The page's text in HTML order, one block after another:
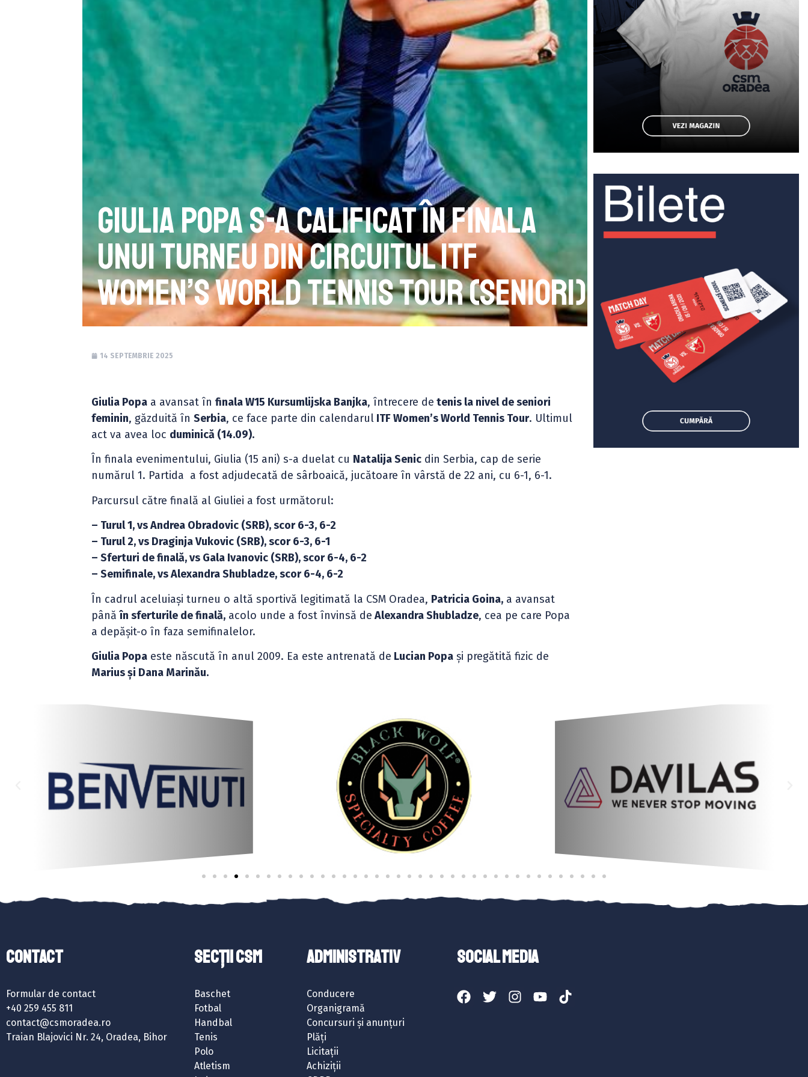
Giulia Popa s-a calificat în finala
unui turneu din circuitul ITF
Women’s World Tennis Tour (seniori)
14 SEPTEMBRIE 2025
Giulia Popa a avansat înfinala W15 Kursumlijska Banjka, întrecere de tenis la nivel de seniori
feminin, găzduită înSerbia, ce face parte din calendarul ITF Women’s World Tennis Tour. Ultimul
act va avea loc duminică (14.09).
În finala evenimentului, Giulia (15 ani) s-a duelat cu Natalija Senic din Serbia, cap de serie
numărul 1. Partida a fost adjudecată de sârboaică, jucătoare în vârstă de 22 ani, cu 6-1, 6-1.
Parcursul către finală al Giuliei a fost următorul:
– Turul 1, vs Andrea Obradovic (SRB), scor 6-3, 6-2
– Turul 2, vs Draginja Vukovic (SRB), scor 6-3, 6-1
– Sferturi de finală, vs Gala Ivanovic (SRB), scor 6-4, 6-2
– Semifinale, vs Alexandra Shubladze, scor 6-4, 6-2
În cadrul aceluiași turneu o altă sportivă legitimată la CSM Oradea, Patricia Goina, a avansat
pânăîn sferturile de finală, acolo unde a fost învinsă de Alexandra Shubladze, cea pe care Popa
a depășit-o în faza semifinalelor.
Giulia Popa este născută în anul 2009. Ea este antrenată de Lucian Popa și pregătită fizic de
Marius și Dana Marinău.
Contact
Formular de contact
+40 259 455 811
contact@csmoradea.ro
Traian Blajovici Nr. 24, Oradea, Bihor
SECȚII CSM
Baschet
Fotbal
Handbal
Tenis
Polo
Atletism
ADMINISTRATIV
Conducere
Organigramă
Concursuri și anunțuri
Plăți
Licitații
Achiziții
SOCIAL MEDIA